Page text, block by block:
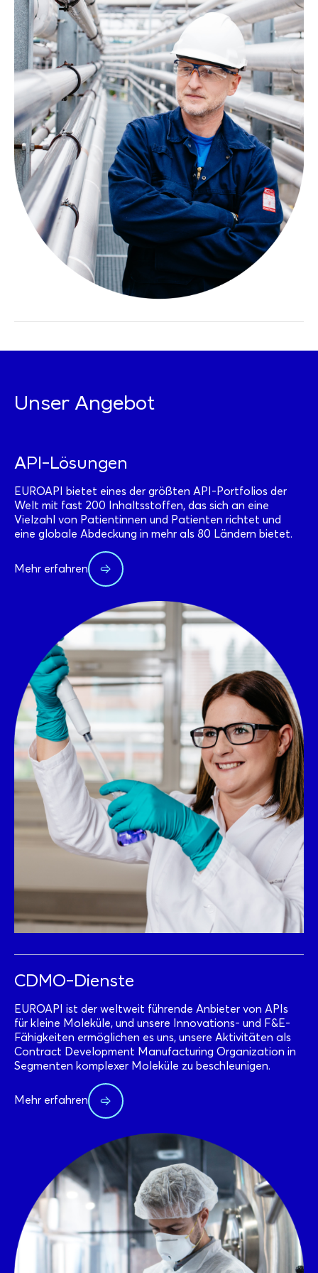
Unser Angebot
API-Lösungen
EUROAPI bietet eines der größten API-Portfolios der
Welt mit fast 200 Inhaltsstoffen, das sich an eine
Vielzahl von Patientinnen und Patienten richtet und
eine globale Abdeckung in mehr als 80 Ländern bietet.
Mehr erfahren
CDMO-Dienste
EUROAPI ist der weltweit führende Anbieter von APIs
für kleine Moleküle, und unsere Innovations- und F&E-
Fähigkeiten ermöglichen es uns, unsere Aktivitäten als
Contract Development Manufacturing Organization in
Segmenten komplexer Moleküle zu beschleunigen.
Mehr erfahren